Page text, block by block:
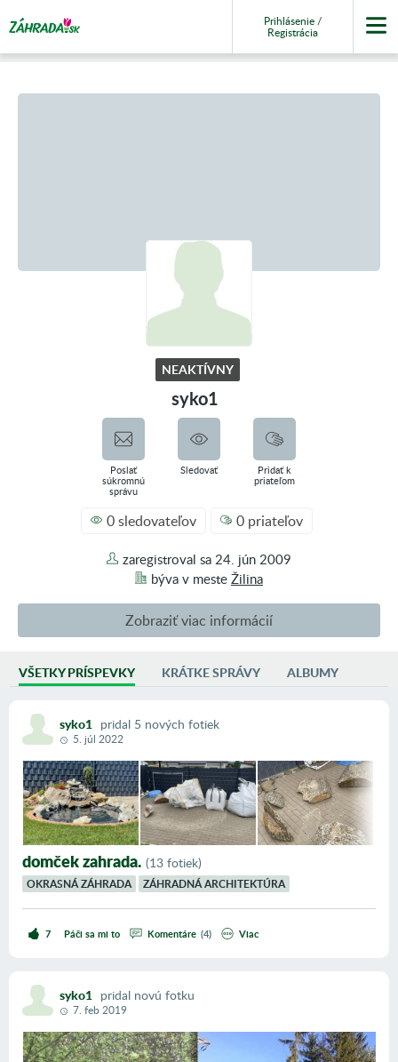
Prihlásenie /
Registrácia
NEAKTÍVNY
syko1
Poslať
súkromnú
správu
Sledovať
Pridať k
priateľom
0 sledovateľov 0 priateľov
zaregistroval sa 24. jún 2009
býva v meste Žilina
Zobraziť viac informácií
AKTIVITA
31 príspevkov vo fóre
0 inzerátov
SKUPINY
VŠETKY PRÍSPEVKY KRÁTKE SPRÁVY ALBUMY
syko1 pridal 5 nových fotiek
5. júl 2022
domček zahrada. (13 fotiek)
OKRASNÁ ZÁHRADA ZÁHRADNÁ ARCHITEKTÚRA
7 Páči sa mi to Komentáre (4) viac
syko1 pridal novú fotku
7. feb 2019